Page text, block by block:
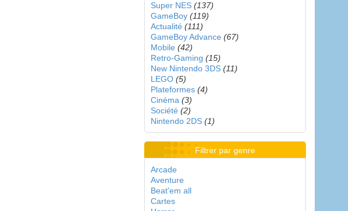
Super NES (137)
GameBoy (119)
Actualité (111)
GameBoy Advance (67)
Mobile (42)
Retro-Gaming (15)
New Nintendo 3DS (11)
LEGO (5)
Plateformes (4)
Cinéma (3)
Société (2)
Nintendo 2DS (1)
Filtrer par genre
Arcade
Aventure
Beat'em all
Cartes